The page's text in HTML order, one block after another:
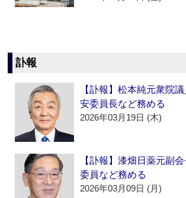
訃報
【訃報】松本純元衆院
安委員長など務める
2026年03月19日 (木)
【訃報】漆畑日薬元副
委員など務める
2026年03月09日 (月)